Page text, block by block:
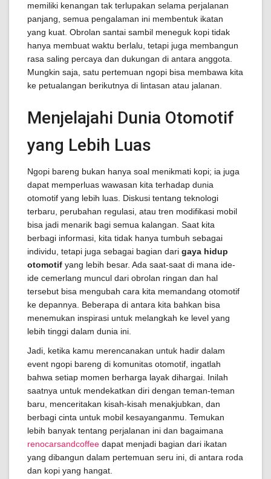
memiliki kenangan tak terlupakan selama perjalanan
panjang, semua pengalaman ini membentuk ikatan
yang kuat. Obrolan santai sambil meneguk kopi tidak
hanya membuat waktu berlalu, tetapi juga membangun
rasa saling percaya dan dukungan di antara anggota.
Mungkin saja, satu pertemuan ngopi bisa membawa kita
ke petualangan berikutnya di lintasan atau jalanan.
Menjelajahi Dunia Otomotif
yang Lebih Luas
Ngopi bareng bukan hanya soal menikmati kopi; ia juga
dapat memperluas wawasan kita terhadap dunia
otomotif yang lebih luas. Diskusi tentang teknologi
terbaru, perubahan regulasi, atau tren modifikasi mobil
bisa jadi menarik bagi semua kalangan. Saat kita
berbagi informasi, kita tidak hanya tumbuh sebagai
individu, tetapi juga sebagai bagian dari gaya hidup
otomotif yang lebih besar. Ada saat-saat di mana ide-
ide cemerlang muncul dari obrolan ringan dan hal
tersebut bisa mengubah cara kita memandang otomotif
ke depannya. Beberapa di antara kita bahkan bisa
menemukan inspirasi untuk melangkah ke level yang
lebih tinggi dalam dunia ini.
Jadi, ketika kamu merencanakan untuk hadir dalam
event ngopi bareng di komunitas otomotif, ingatlah
bahwa setiap momen berharga layak dihargai. Inilah
saatnya untuk mendekatkan diri dengan teman-teman
baru, menceritakan kisah-kisah menakjubkan, dan
berbagi cinta untuk mobil kesayanganmu. Temukan
lebih banyak tentang perjalanan ini dan bagaimana
renocarsandcoffee dapat menjadi bagian dari ikatan
yang dibangun dalam pertemuan seru ini, di antara roda
dan kopi yang hangat.